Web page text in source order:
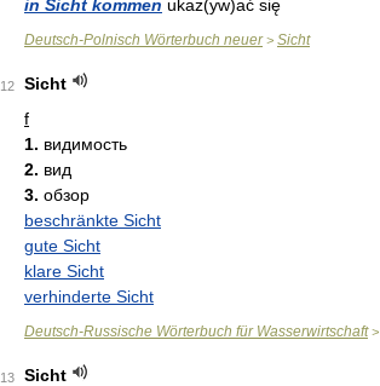
in Sicht kommen ukaz(yw)ać się
Deutsch-Polnisch Wörterbuch neuer> Sicht
12
Sicht
f
1. видимость
2. вид
3. обзор
beschränkte Sicht
gute Sicht
klare Sicht
verhinderte Sicht
Deutsch-Russische Wörterbuch für Wasserwirtschaft>
13
Sicht